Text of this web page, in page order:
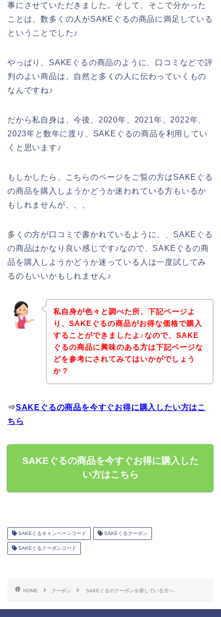
事にさせていただきました。そして、そこで分かった
ことは、数多くの人がSAKEぐるの商品に満足している
ということでした♪
やっぱり、SAKEぐるの商品のように、口コミなどで評
判のよい商品は、自然と多くの人に伝わっていくもの
なんですね♪
だから私自身は、今後、2020年、2021年、2022年、
2023年と数年に渡り、SAKEぐるの商品を利用してい
くと思います♪
もしかしたら、こちらのページをご覧の方はSAKEぐる
の商品を購入しようかどうか迷われている方もいるか
もしれませんが、、、
多くの方が口コミで書かれているように、、SAKEぐる
の商品はかなり良い感じです♪なので、SAKEぐるの商
品を購入しようかどうか迷っている人は一度試してみ
るのもいいかもしれません♪
私自身が色々と調べた所、下記ページよ
り、SAKEぐるの商品がお得な価格で購入
することができましたよ♪なので、SAKE
ぐるの商品に興味のある方は下記ページな
どを参考にされてみてはいかがでしょう
か？
⇒SAKEぐるの商品を今すぐお得に購入したい方はこ
ちら
SAKEぐるの商品を今すぐお得に購入した
い方はこちら
SAKEぐるキャンペーンコード SAKEぐるクーポン
SAKEぐるクーポンコード
HOME クーポン SAKEぐるのクーポンを探している方へ